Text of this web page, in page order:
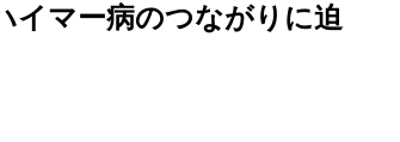
イマー病のつながりに迫